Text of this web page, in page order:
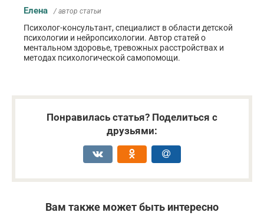
Елена / автор статьи
Психолог-консультант, специалист в области детской
психологии и нейропсихологии. Автор статей о
ментальном здоровье, тревожных расстройствах и
методах психологической самопомощи.
Понравилась статья? Поделиться с
друзьями:
Вам также может быть интересно